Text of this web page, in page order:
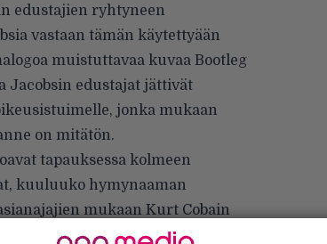
edustajien ryhtyneen
vastaan tämän käytettyään
muistuttavaa kuvaa Bootleg
Jacobsin edustajat jättivät
jonka mukaan
on mitätön.
tapauksessa kolmeen
kuuluuko hymynaaman
mukaan Kurt Cobain
kuvan omistajuus on